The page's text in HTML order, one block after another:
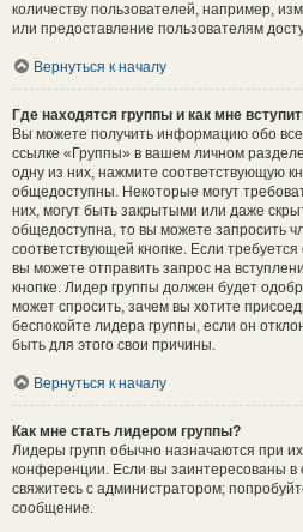
количеству пользователей, например,
или предоставление пользователям
Вернуться к началу
Где находятся группы и как мне
Вы можете получить информацию обо
ссылке «Группы» в вашем личном
одну из них, нажмите соответствующую
общедоступны. Некоторые могут
них, могут быть закрытыми или даже
общедоступна, то вы можете запросить
соответствующей кнопке. Если
вы можете отправить запрос на
кнопке. Лидер группы должен будет
может спросить, зачем вы хотите
беспокойте лидера группы, если он
быть для этого свои причины.
Вернуться к началу
Как мне стать лидером группы?
Лидеры групп обычно назначаются при
конференции. Если вы заинтересованы в
свяжитесь с администратором;
сообщение.